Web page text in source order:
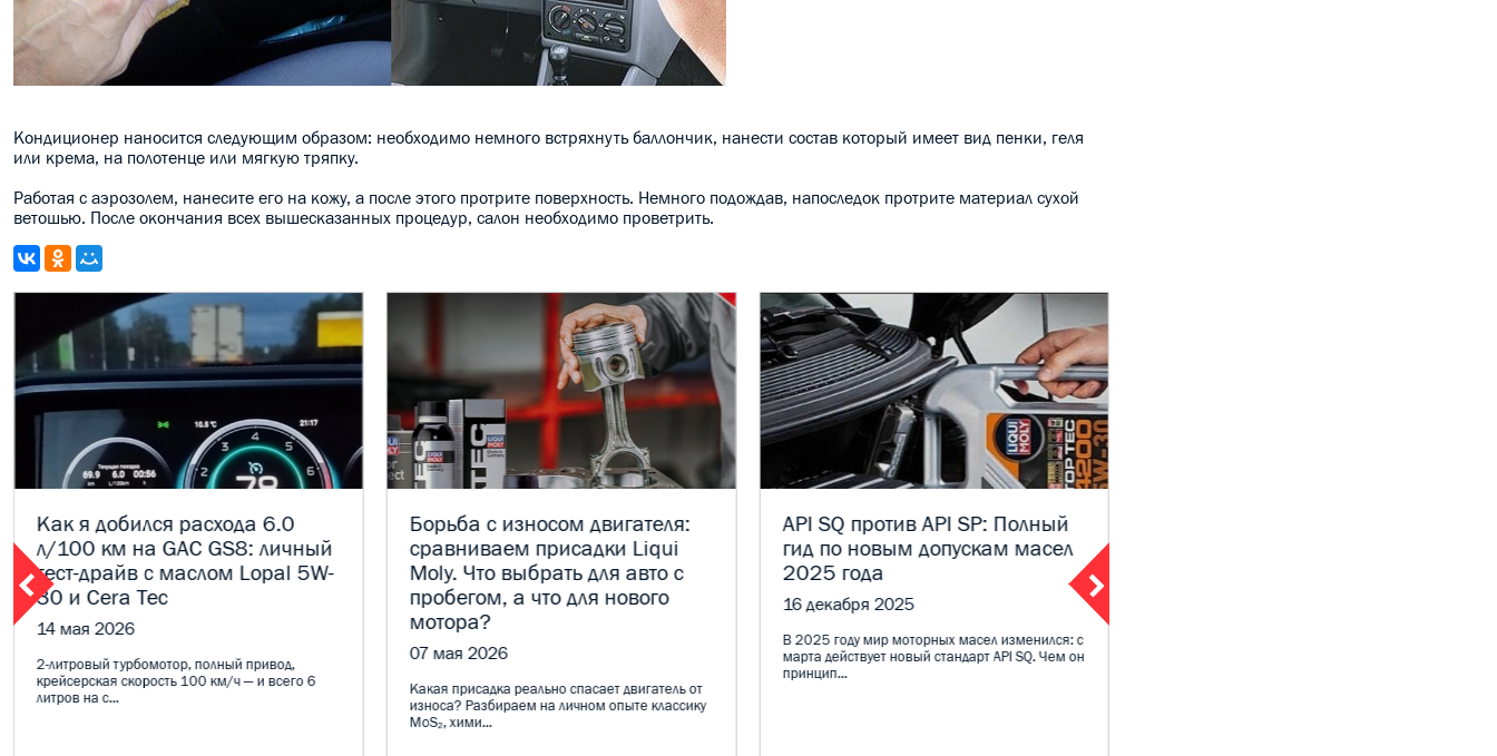
Кондиционер наносится следующим образом: необходимо немного встряхнуть баллончик, нанести состав который имеет вид пенки, геля
или крема, на полотенце или мягкую тряпку.
Работая с аэрозолем, нанесите его на кожу, а после этого протрите поверхность. Немного подождав, напоследок протрите материал сухой
ветошью. После окончания всех вышесказанных процедур, салон необходимо проветрить.
Как я добился расхода 6.0
л/100 км на GAC GS8: личный
тест-драйв с маслом Lopal 5W-
30 и Cera Tec
14 мая 2026
2-литровый турбомотор, полный привод,
крейсерская скорость 100 км/ч — и всего 6
литров на с...
Борьба с износом двигателя:
сравниваем присадки Liqui
Moly. Что выбрать для авто с
пробегом, а что для нового
мотора?
07 мая 2026
Какая присадка реально спасает двигатель от
износа? Разбираем на личном опыте классику
MoS₂, хими...
API SQ против API SP: Полный
гид по новым допускам масел
2025 года
16 декабря 2025
В 2025 году мир моторных масел изменился: с
марта действует новый стандарт API SQ. Чем он
принцип...